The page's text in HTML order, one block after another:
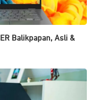
Balikpapan, Asli &